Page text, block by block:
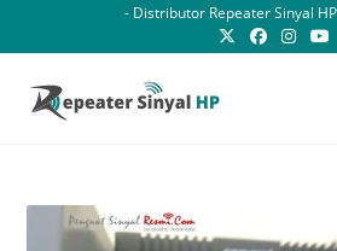
- Distributor Repeater Sinyal